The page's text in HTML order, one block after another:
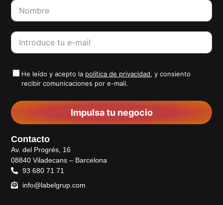
He leído y acepto la política de privacidad, y consiento
recibir comunicaciones por e-mail.
Impulsa tu negocio
Contacto
Av. del Progrés, 16
08840 Viladecans – Barcelona
93 680 71 71
info@labelgrup.com